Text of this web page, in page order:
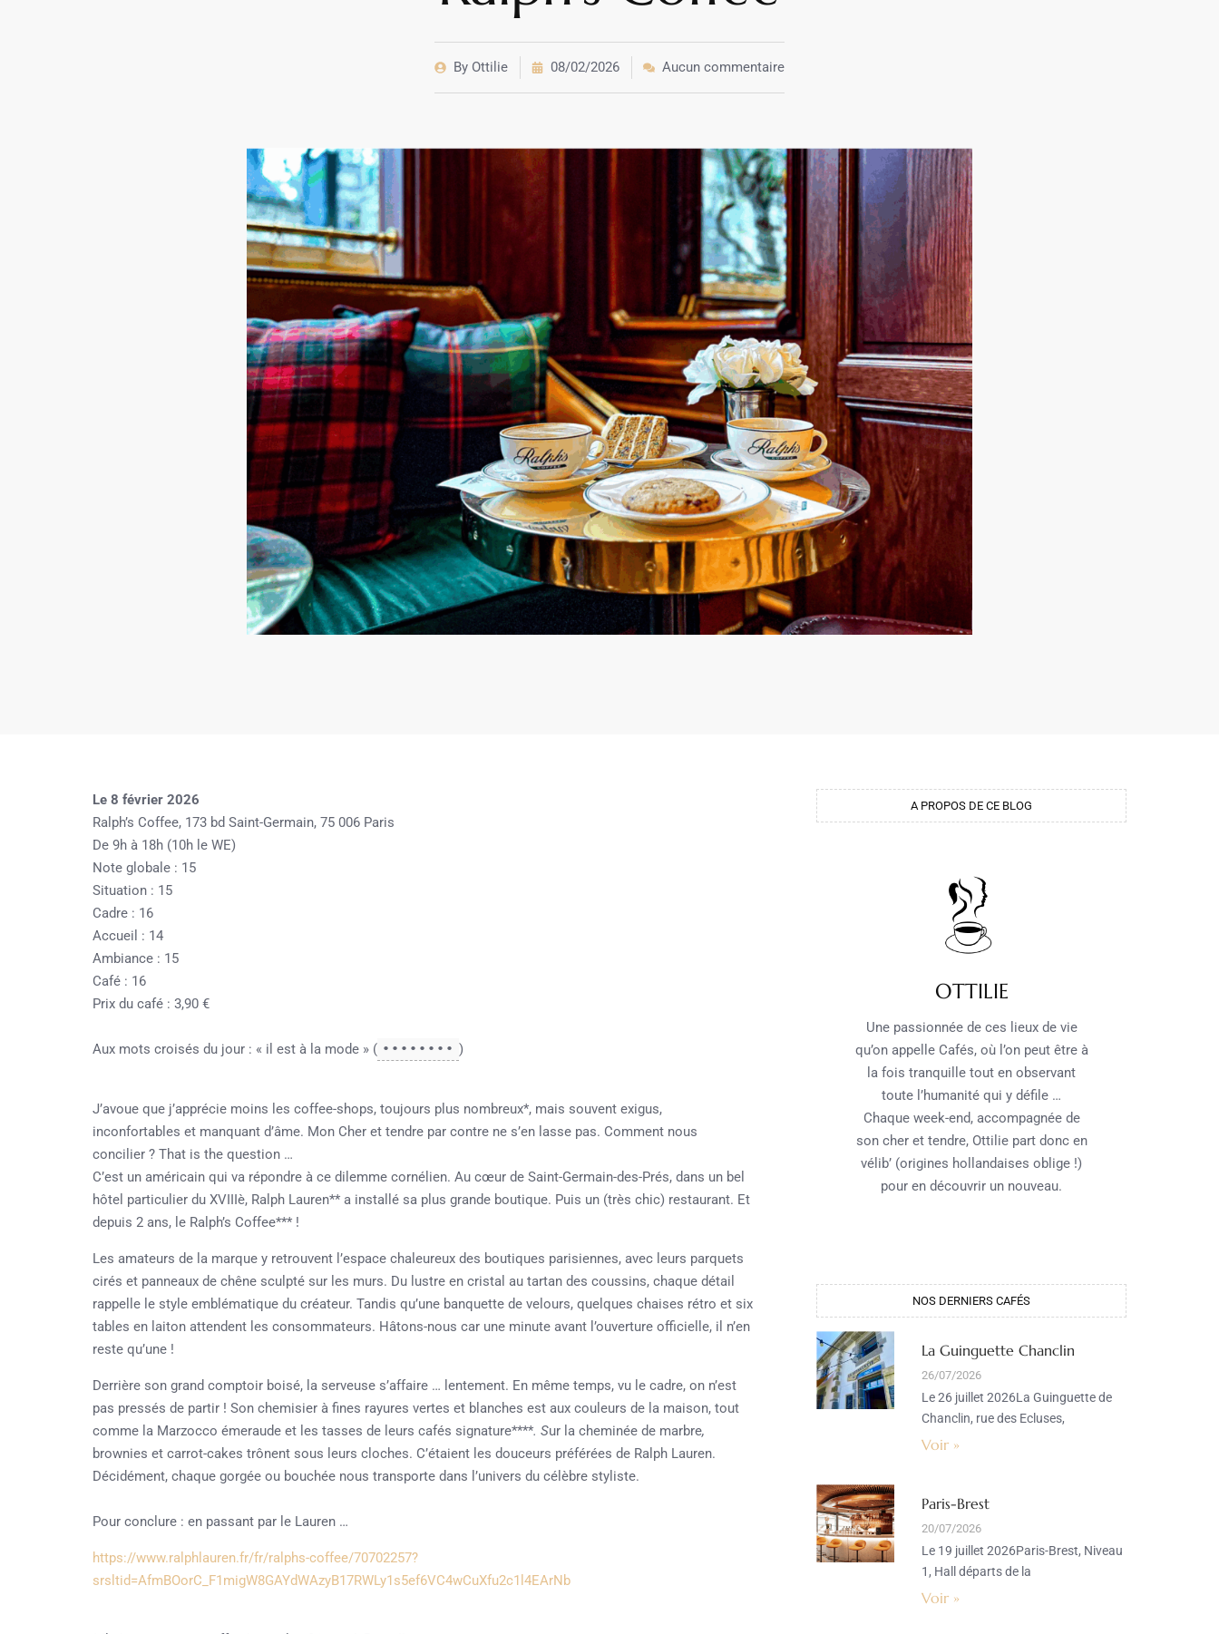
By Ottilie 08/02/2026 Aucun commentaire
Le 8 février 2026
Ralph’s Coffee, 173 bd Saint-Germain, 75 006 Paris
De 9h à 18h (10h le WE)
Note globale : 15
Situation : 15
Cadre : 16
Accueil : 14
Ambiance : 15
Café : 16
Prix du café : 3,90 €
Aux mots croisés du jour : « il est à la mode » ( •••••••• )
J’avoue que j’apprécie moins les coffee-shops, toujours plus nombreux*, mais souvent exigus,
inconfortables et manquant d’âme. Mon Cher et tendre par contre ne s’en lasse pas. Comment nous
concilier ? That is the question …
C’est un américain qui va répondre à ce dilemme cornélien. Au cœur de Saint-Germain-des-Prés, dans un bel
hôtel particulier du XVIIIè, Ralph Lauren** a installé sa plus grande boutique. Puis un (très chic) restaurant. Et
depuis 2 ans, le Ralph’s Coffee*** !
Les amateurs de la marque y retrouvent l’espace chaleureux des boutiques parisiennes, avec leurs parquets
cirés et panneaux de chêne sculpté sur les murs. Du lustre en cristal au tartan des coussins, chaque détail
rappelle le style emblématique du créateur. Tandis qu’une banquette de velours, quelques chaises rétro et six
tables en laiton attendent les consommateurs. Hâtons-nous car une minute avant l’ouverture officielle, il n’en
reste qu’une !
Derrière son grand comptoir boisé, la serveuse s’affaire … lentement. En même temps, vu le cadre, on n’est
pas pressés de partir ! Son chemisier à fines rayures vertes et blanches est aux couleurs de la maison, tout
comme la Marzocco émeraude et les tasses de leurs cafés signature****. Sur la cheminée de marbre,
brownies et carrot-cakes trônent sous leurs cloches. C’étaient les douceurs préférées de Ralph Lauren.
Décidément, chaque gorgée ou bouchée nous transporte dans l’univers du célèbre styliste.
Pour conclure : en passant par le Lauren …
https://www.ralphlauren.fr/fr/ralphs-coffee/70702257?
srsltid=AfmBOorC_F1migW8GAYdWAzyB17RWLy1s5ef6VC4wCuXfu2c1l4EArNb
A PROPOS DE CE BLOG
OTTILIE
Une passionnée de ces lieux de vie
qu’on appelle Cafés, où l’on peut être à
la fois tranquille tout en observant
toute l’humanité qui y défile …
Chaque week-end, accompagnée de
son cher et tendre, Ottilie part donc en
vélib’ (origines hollandaises oblige !)
pour en découvrir un nouveau.
NOS DERNIERS CAFÉS
La Guinguette Chanclin
26/07/2026
Le 26 juillet 2026La Guinguette de
Chanclin, rue des Ecluses,
Voir »
Paris-Brest
20/07/2026
Le 19 juillet 2026Paris-Brest, Niveau
1, Hall départs de la
Voir »